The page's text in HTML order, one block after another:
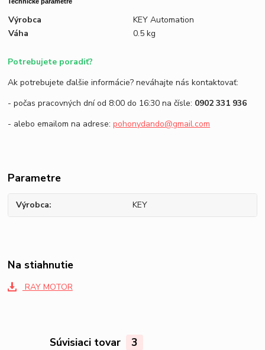
Technické parametre
Výrobca
KEY Automation
Váha
0.5 kg
Potrebujete poradiť?
Ak potrebujete ďalšie informácie? neváhajte nás kontaktovať:
- počas pracovných dní od 8:00 do 16:30 na čísle: 0902 331 936
- alebo emailom na adrese:pohonydando@gmail.com
Parametre
Výrobca KEY
Na stiahnutie
RAY MOTOR
Súvisiaci tovar 3